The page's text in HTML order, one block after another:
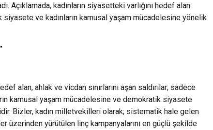
Açıklamada, kadınların siyasetteki varlığını hedef alan
siyasete ve kadınların kamusal yaşam mücadelesine yönelik
alan, ahlak ve vicdan sınırlarını aşan saldırılar; sadece
kamusal yaşam mücadelesine ve demokratik siyasete
Bizler, kadın milletvekilleri olarak; sistematik hale gelen
üzerinden yürütülen linç kampanyalarını en güçlü şekilde